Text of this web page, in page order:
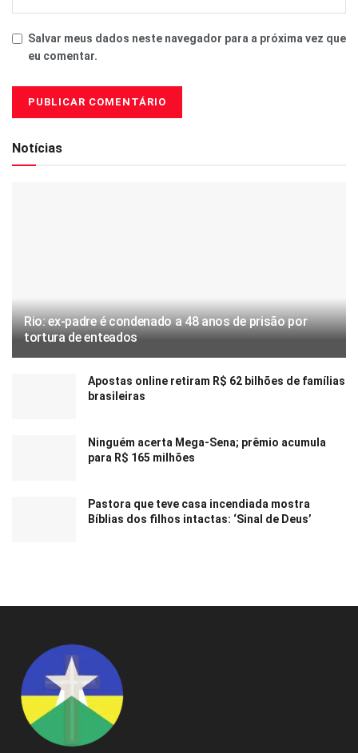
Salvar meus dados neste navegador para a próxima vez que
eu comentar.
Notícias
Rio: ex-padre é condenado a 48 anos de prisão por
tortura de enteados
Apostas online retiram R$ 62 bilhões de famílias
brasileiras
Ninguém acerta Mega-Sena; prêmio acumula
para R$ 165 milhões
Pastora que teve casa incendiada mostra
Bíblias dos filhos intactas: ‘Sinal de Deus’